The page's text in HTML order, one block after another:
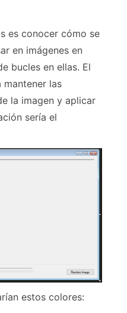
es conocer cómo se
en imágenes en
bucles en ellas. El
mantener las
la imagen y aplicar
sería el
estos colores: